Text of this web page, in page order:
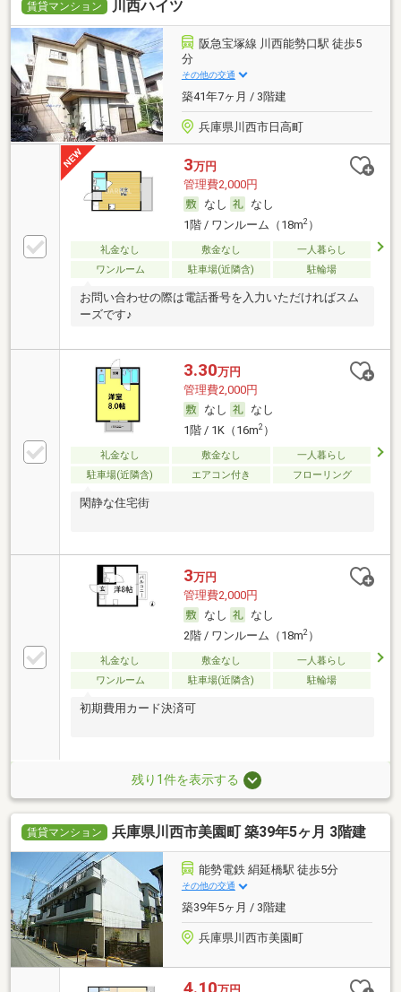
賃貸マンション 川西ハイツ
阪急宝塚線 川西能勢口駅 徒歩5
分
その他の交通
築41年7ヶ月 / 3階建
兵庫県川西市日高町
3万円
管理費2,000円
なし
なし
1階 / ワンルーム（18m2）
礼金なし 敷金なし
一人暮らし
ワンルーム
駐車場(近隣含) 駐輪場
お問い合わせの際は電話番号を入力いただければスム
ーズです♪
3.30万円
管理費2,000円
なし
なし
1階 / 1K（16m2）
礼金なし 敷金なし
一人暮らし
駐車場(近隣含)
エアコン付き フローリング
閑静な住宅街
3万円
管理費2,000円
なし
なし
2階 / ワンルーム（18m2）
礼金なし 敷金なし
一人暮らし
ワンルーム
駐車場(近隣含) 駐輪場
初期費用カード決済可
残り1件を表示する
賃貸マンション 兵庫県川西市美園町 築39年5ヶ月 3階建
能勢電鉄 絹延橋駅 徒歩5分
その他の交通
築39年5ヶ月 / 3階建
兵庫県川西市美園町
4.10